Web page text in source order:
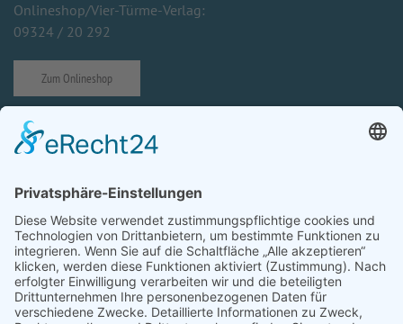
Onlineshop/Vier-Türme-Verlag:
09324 / 20 292
Zum Onlineshop
Impressum
Prävention von sexuellem Missbrauch
Cookie-Einstellungen